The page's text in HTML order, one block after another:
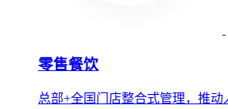
零售餐饮
总部+全国门店整合式管理，推